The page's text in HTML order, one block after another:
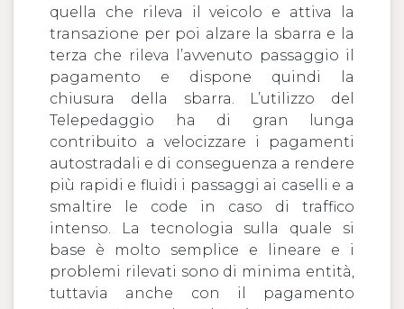
quella che rileva il veicolo e attiva la
transazione per poi alzare la sbarra e la
terza che rileva l’avvenuto passaggio il
pagamento e dispone quindi la
chiusura della sbarra. L’utilizzo del
Telepedaggio ha di gran lunga
contribuito a velocizzare i pagamenti
autostradali e di conseguenza a rendere
più rapidi e fluidi i passaggi ai caselli e a
smaltire le code in caso di traffico
intenso. La tecnologia sulla quale si
base è molto semplice e lineare e i
problemi rilevati sono di minima entità,
tuttavia anche con il pagamento